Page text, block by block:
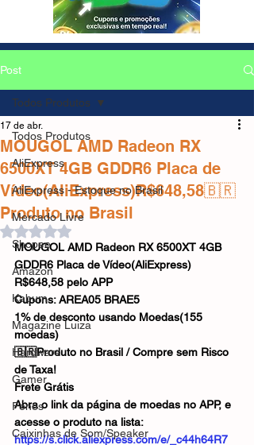
Post
Todos Produtos
AliExpress
AliExpress - Estoque no Brasil
Mercado Livre
Shopee
Amazon
Kabum
Magazine Luiza
Hardware
Gamer
Fones
Caixinhas de Som/Speaker
Todos Produtos
MOUGOL AMD Radeon RX
6500XT 4GB GDDR6 Placa de
Vídeo(AliExpress)R$648,58🇧🇷
Produto no Brasil
17 de abr.
Avaliado com NaN de 5 estrelas.
MOUGOL AMD Radeon RX 6500XT 4GB
GDDR6 Placa de Vídeo(AliExpress)
R$648,58 pelo APP
Cupons: AREA05 BRAE5
1% de desconto usando Moedas(155
moedas)
🇧🇷Produto no Brasil / Compre sem Risco
de Taxa!
Frete Grátis
Abra o link da página de moedas no APP, e
acesse o produto na lista:
https://s.click.aliexpress.com/e/_c44h64R7